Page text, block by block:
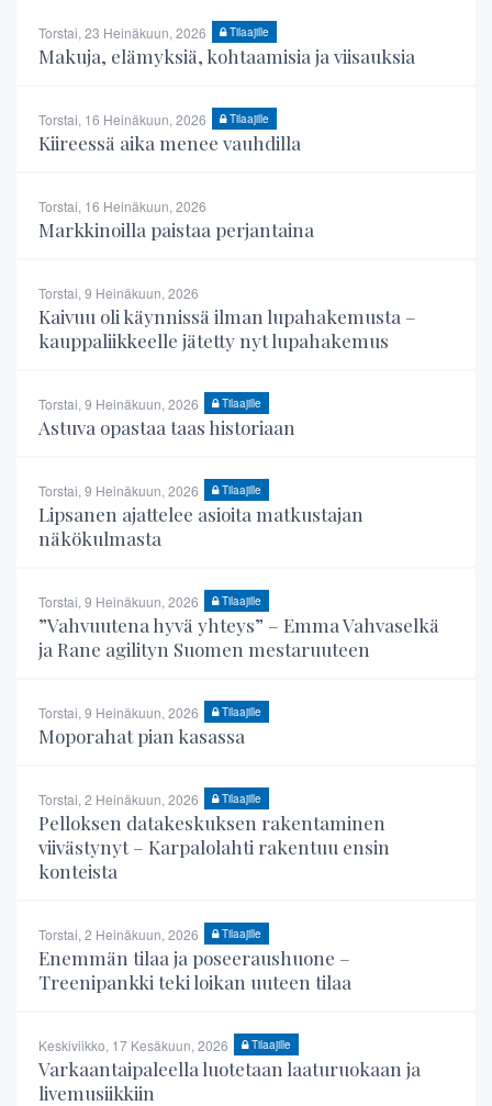
Torstai, 23 Heinäkuun, 2026 Tilaajille
Makuja, elämyksiä, kohtaamisia ja viisauksia
Torstai, 16 Heinäkuun, 2026 Tilaajille
Kiireessä aika menee vauhdilla
Torstai, 16 Heinäkuun, 2026
Markkinoilla paistaa perjantaina
Torstai, 9 Heinäkuun, 2026
Kaivuu oli käynnissä ilman lupahakemusta –
kauppaliikkeelle jätetty nyt lupahakemus
Torstai, 9 Heinäkuun, 2026 Tilaajille
Astuva opastaa taas historiaan
Torstai, 9 Heinäkuun, 2026 Tilaajille
Lipsanen ajattelee asioita matkustajan
näkökulmasta
Torstai, 9 Heinäkuun, 2026 Tilaajille
”Vahvuutena hyvä yhteys” – Emma Vahvaselkä
ja Rane agilityn Suomen mestaruuteen
Torstai, 9 Heinäkuun, 2026 Tilaajille
Moporahat pian kasassa
Torstai, 2 Heinäkuun, 2026 Tilaajille
Pelloksen datakeskuksen rakentaminen
viivästynyt – Karpalolahti rakentuu ensin
konteista
Torstai, 2 Heinäkuun, 2026 Tilaajille
Enemmän tilaa ja poseeraushuone –
Treenipankki teki loikan uuteen tilaa
Keskiviikko, 17 Kesäkuun, 2026 Tilaajille
Varkaantaipaleella luotetaan laaturuokaan ja
livemusiikkiin